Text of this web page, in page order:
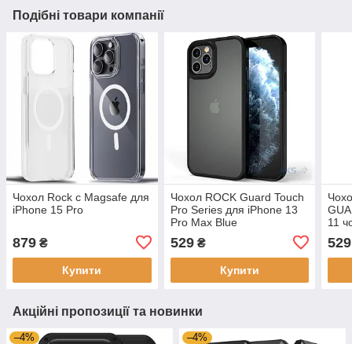
Подібні товари компанії
Чохол Rock с Magsafe для
iPhone 15 Pro
879 ₴
Купити
Чохол ROCK Guard Touch
Pro Series для iPhone 13
Pro Max Blue
529₴
Купити
11
529
Акційні пропозиції та новинки
–4% –4%